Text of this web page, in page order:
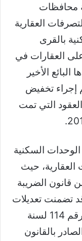
محافظات
العقارية
بالقرى
العقارات في
الأخير
إجراء تخفيض
التي تمت
السكنية
العقارية، حيث
غير مخاطبة بأحكام المادة 42 من قانون الضريبة
رقم 91 لسنة 2005، وقد تضمنت تعديلات
أحكام قانون تنظيم الشهر العقاري رقم 114 لسنة
بالقانون